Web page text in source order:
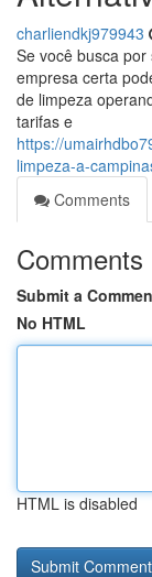
charliendkj979943
Se você busca
empresa certa
de limpeza
tarifas e
https://
limpeza-a-
Comments
Comments
Submit a
No HTML
HTML is disabled